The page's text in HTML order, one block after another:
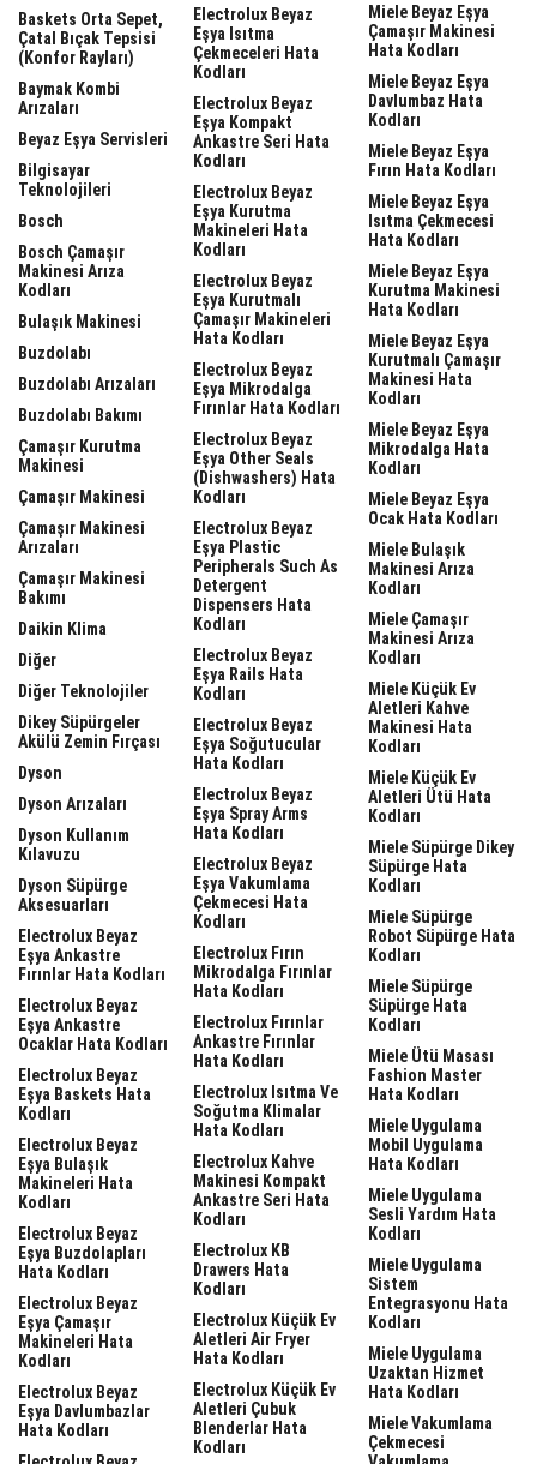
Baskets Orta Sepet,
Çatal Bıçak Tepsisi
(Konfor Rayları)
Baymak Kombi
Arızaları
Beyaz Eşya Servisleri
Bilgisayar
Teknolojileri
Bosch
Bosch Çamaşır
Makinesi Arıza
Kodları
Bulaşık Makinesi
Buzdolabı
Buzdolabı Arızaları
Buzdolabı Bakımı
Çamaşır Kurutma
Makinesi
Çamaşır Makinesi
Çamaşır Makinesi
Arızaları
Çamaşır Makinesi
Bakımı
Daikin Klima
Diğer
Diğer Teknolojiler
Dikey Süpürgeler
Akülü Zemin Fırçası
Dyson
Dyson Arızaları
Dyson Kullanım
Kılavuzu
Dyson Süpürge
Aksesuarları
Electrolux Beyaz
Eşya Ankastre
Fırınlar Hata Kodları
Electrolux Beyaz
Eşya Ankastre
Ocaklar Hata Kodları
Electrolux Beyaz
Eşya Baskets Hata
Kodları
Electrolux Beyaz
Eşya Bulaşık
Makineleri Hata
Kodları
Electrolux Beyaz
Eşya Buzdolapları
Hata Kodları
Electrolux Beyaz
Eşya Çamaşır
Makineleri Hata
Kodları
Electrolux Beyaz
Eşya Davlumbazlar
Hata Kodları
Electrolux Beyaz
Eşya Isıtma
Çekmeceleri Hata
Kodları
Electrolux Beyaz
Eşya Kompakt
Ankastre Seri Hata
Kodları
Electrolux Beyaz
Eşya Kurutma
Makineleri Hata
Kodları
Electrolux Beyaz
Eşya Kurutmalı
Çamaşır Makineleri
Hata Kodları
Electrolux Beyaz
Eşya Mikrodalga
Fırınlar Hata Kodları
Electrolux Beyaz
Eşya Other Seals
(dishwashers) Hata
Kodları
Electrolux Beyaz
Eşya Plastic
Peripherals Such As
Detergent
Dispensers Hata
Kodları
Electrolux Beyaz
Eşya Rails Hata
Kodları
Electrolux Beyaz
Eşya Soğutucular
Hata Kodları
Electrolux Beyaz
Eşya Spray Arms
Hata Kodları
Electrolux Beyaz
Eşya Vakumlama
Çekmecesi Hata
Kodları
Electrolux Fırın
Mikrodalga Fırınlar
Hata Kodları
Electrolux Fırınlar
Ankastre Fırınlar
Hata Kodları
Electrolux Isıtma Ve
Soğutma Klimalar
Hata Kodları
Electrolux Kahve
Makinesi Kompakt
Ankastre Seri Hata
Kodları
Electrolux KB
Drawers Hata
Kodları
Electrolux Küçük Ev
Aletleri Air Fryer
Hata Kodları
Electrolux Küçük Ev
Aletleri Çubuk
Blenderlar Hata
Kodları
Miele Beyaz Eşya
Çamaşır Makinesi
Hata Kodları
Miele Beyaz Eşya
Davlumbaz Hata
Kodları
Miele Beyaz Eşya
Fırın Hata Kodları
Miele Beyaz Eşya
Isıtma Çekmecesi
Hata Kodları
Miele Beyaz Eşya
Kurutma Makinesi
Hata Kodları
Miele Beyaz Eşya
Kurutmalı Çamaşır
Makinesi Hata
Kodları
Miele Beyaz Eşya
Mikrodalga Hata
Kodları
Miele Beyaz Eşya
Ocak Hata Kodları
Miele Bulaşık
Makinesi Arıza
Kodları
Miele Çamaşır
Makinesi Arıza
Kodları
Miele Küçük Ev
Aletleri Kahve
Makinesi Hata
Kodları
Miele Küçük Ev
Aletleri Ütü Hata
Kodları
Miele Süpürge Dikey
Süpürge Hata
Kodları
Miele Süpürge
Robot Süpürge Hata
Kodları
Miele Süpürge
Süpürge Hata
Kodları
Miele Ütü Masası
Fashion Master
Hata Kodları
Miele Uygulama
Mobil Uygulama
Hata Kodları
Miele Uygulama
Sesli Yardım Hata
Kodları
Miele Uygulama
Sistem
Entegrasyonu Hata
Kodları
Miele Uygulama
Uzaktan Hizmet
Hata Kodları
Miele Vakumlama
Çekmecesi